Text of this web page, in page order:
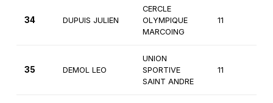
34 DUPUIS JULIEN
CERCLE
OLYMPIQUE
MARCOING
11
35 DEMOL LEO
UNION
SPORTIVE
SAINT ANDRE
11